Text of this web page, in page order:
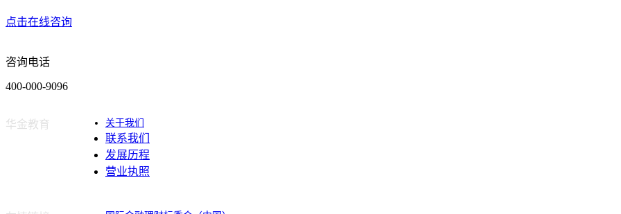
点击在线咨询
咨询电话
400-000-9096
华金教育 关于我们
联系我们
发展历程
营业执照